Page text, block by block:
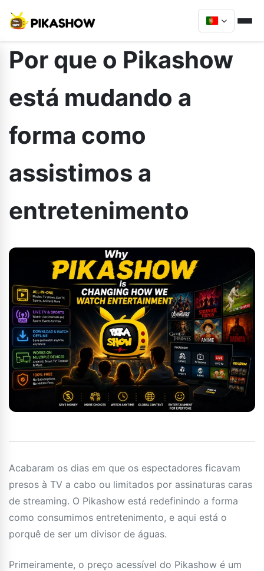
Por que o Pikashow
está mudando a
forma como
assistimos a
entretenimento
Acabaram os dias em que os espectadores ficavam
presos à TV a cabo ou limitados por assinaturas caras
de streaming. O Pikashow está redefinindo a forma
como consumimos entretenimento, e aqui está o
porquê de ser um divisor de águas.
Primeiramente, o preço acessível do Pikashow é um